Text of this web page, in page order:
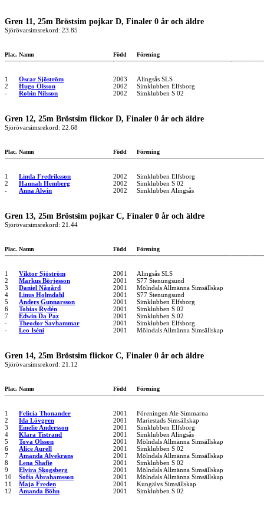
Gren 11, 25m Bröstsim pojkar D, Finaler 0 år och äldre
Sjörövarsimsrekord: 23.85
Plac. Namn Född Förening
1 Oscar Sjöström 2003
Alingsås SLS
2
Hugo Olsson 2002
Simklubben Elfsborg
-
Robin Nilsson 2002 Simklubben S 02
Gren 12, 25m Bröstsim flickor D, Finaler 0 år och äldre
Sjörövarsimsrekord: 22.68
Plac. Namn Född Förening
1 Linda Fredriksson 2002
Simklubben Elfsborg
2
Hannah Hemberg 2002
Simklubben S 02
-
Anna Alwin 2002 Simklubben Alingsås
Gren 13, 25m Bröstsim pojkar C, Finaler 0 år och äldre
Sjörövarsimsrekord: 21.44
Plac. Namn Född Förening
1 Viktor Sjöström 2001
Alingsås SLS
2
Markus Börjesson 2001
S77 Stenungsund
3
Daniel Någård 2001
Mölndals Allmänna Simsällskap
4
Linus Holmdahl 2001
S77 Stenungsund
5
Anders Gunnarsson 2001
Simklubben Elfsborg
6
Tobias Rydén 2001
Simklubben S 02
7
Edwin Da Paz 2001
Simklubben S 02
-
Theodor Savhammar 2001
Simklubben Elfsborg
-
Leo Iséni 2001 Mölndals Allmänna Simsällskap
Gren 14, 25m Bröstsim flickor C, Finaler 0 år och äldre
Sjörövarsimsrekord: 21.12
Plac. Namn Född Förening
1 Felicia Thonander 2001
Föreningen Ale Simmarna
2
Ida Lövgren 2001
Mariestads Simsällskap
3
Emelie Andersson 2001
Simklubben Elfsborg
4
Klara Tistrand 2001
Simklubben Alingsås
5
Tova Olsson 2001
Mölndals Allmänna Simsällskap
6
Alice Aurell 2001
Simklubben S 02
7
Amanda Alvekrans 2001
Mölndals Allmänna Simsällskap
8
Lena Shafie 2001
Simklubben S 02
9
Elvira Skogsberg 2001
Mölndals Allmänna Simsällskap
10
Sofia Abrahamsson 2001
Mölndals Allmänna Simsällskap
11
Maja Freden 2001
Kungälvs Simsällskap
12
Amanda Böhn 2001 Simklubben S 02